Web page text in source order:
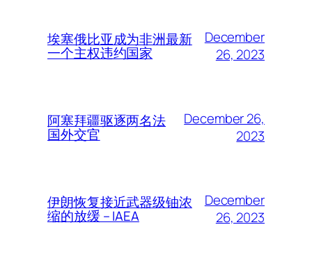
埃塞俄比亚成为非洲最新
一个主权违约国家
December
26, 2023
阿塞拜疆驱逐两名法
国外交官
December 26,
2023
伊朗恢复接近武器级铀浓
缩的放缓 – IAEA
December
26, 2023